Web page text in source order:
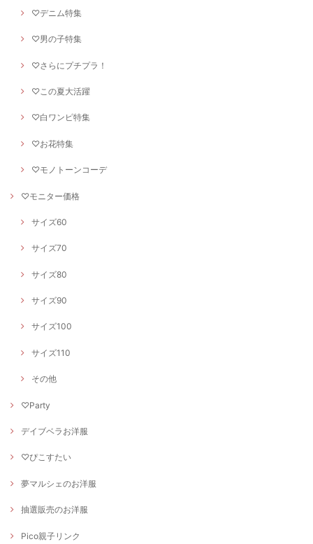
♡デニム特集
♡男の子特集
♡さらにプチプラ！
♡この夏大活躍
♡白ワンピ特集
♡お花特集
♡モノトーンコーデ
♡モニター価格
サイズ60
サイズ70
サイズ80
サイズ90
サイズ100
サイズ110
その他
♡Party
デイブベラお洋服
♡ぴこすたい
夢マルシェのお洋服
抽選販売のお洋服
Pico親子リンク